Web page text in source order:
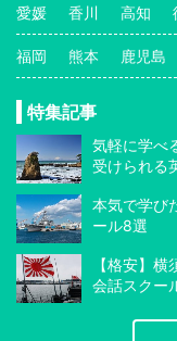
愛媛 香川 高知
福岡 熊本 鹿児島
特集記事
気軽に学べ
受けられる
本気で学び
ール8選
【格安】
会話スクー